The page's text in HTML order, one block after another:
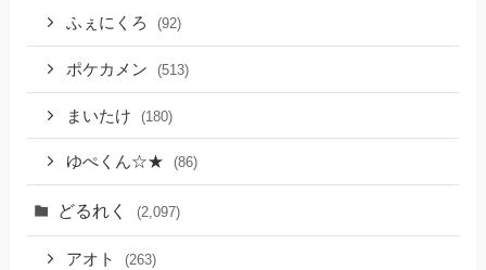
ふぇにくろ (92)
ポケカメン (513)
まいたけ (180)
ゆぺくん☆★ (86)
どるれく (2,097)
アオト (263)